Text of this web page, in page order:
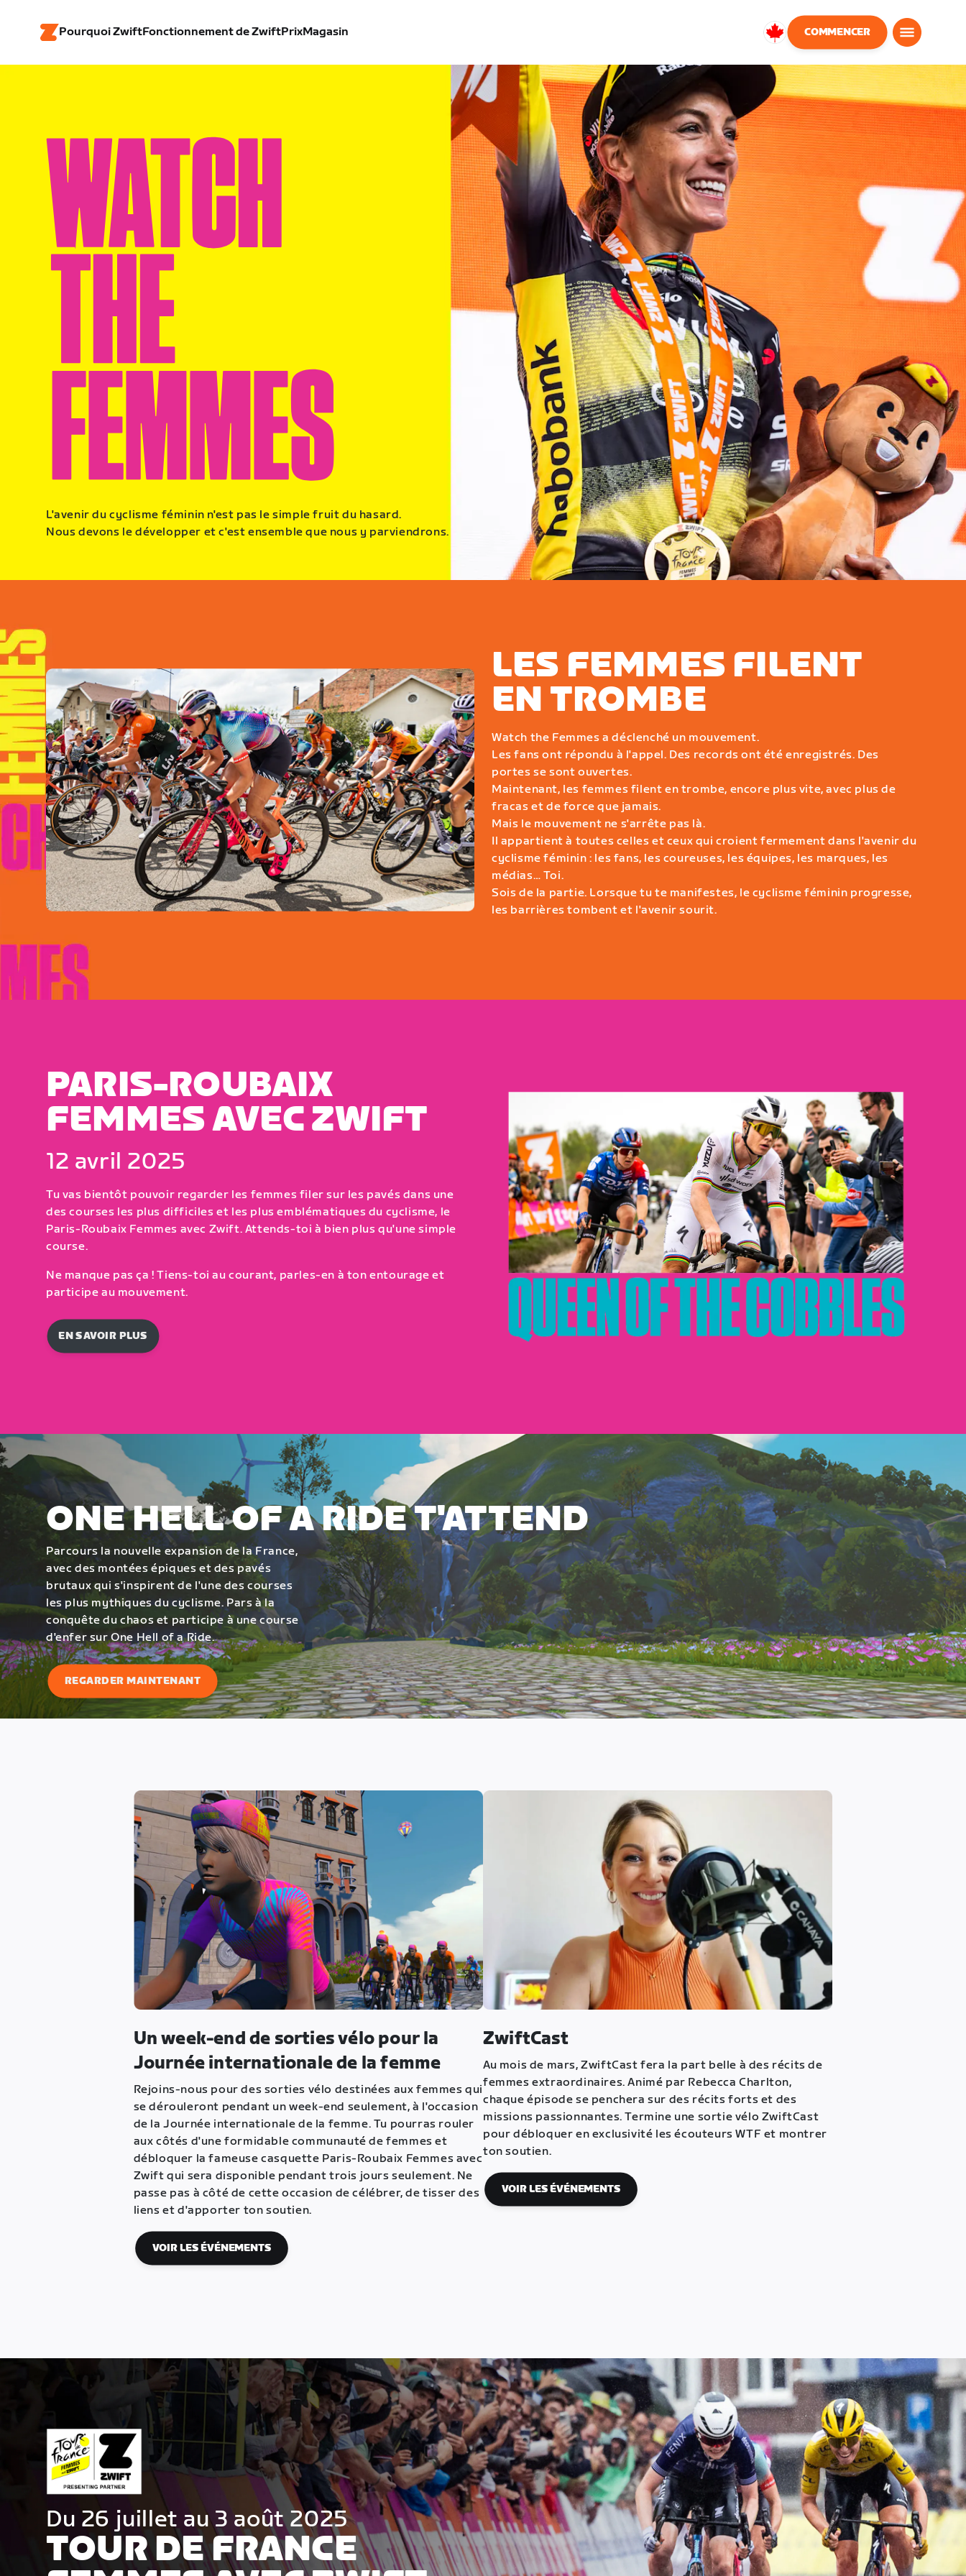
Pourquoi ZwiftFonctionnement de ZwiftPrixMagasin
Canada
COMMENCER
L'avenir du cyclisme féminin n'est pas le simple fruit du hasard.
Nous devons le développer et c'est ensemble que nous y parviendrons.
LES FEMMES FILENT
EN TROMBE
Watch the Femmes a déclenché un mouvement.
Les fans ont répondu à l'appel. Des records ont été enregistrés. Des
portes se sont ouvertes.
Maintenant, les femmes filent en trombe, encore plus vite, avec plus de
fracas et de force que jamais.
Mais le mouvement ne s'arrête pas là.
Il appartient à toutes celles et ceux qui croient fermement dans l'avenir du
cyclisme féminin : les fans, les coureuses, les équipes, les marques, les
médias… Toi.
Sois de la partie. Lorsque tu te manifestes, le cyclisme féminin progresse,
les barrières tombent et l'avenir sourit.
PARIS-ROUBAIX
FEMMES AVEC ZWIFT
12 avril 2025
Tu vas bientôt pouvoir regarder les femmes filer sur les pavés dans une
des courses les plus difficiles et les plus emblématiques du cyclisme, le
Paris-Roubaix Femmes avec Zwift. Attends-toi à bien plus qu'une simple
course.
Ne manque pas ça ! Tiens-toi au courant, parles-en à ton entourage et
participe au mouvement.
EN SAVOIR PLUS
ONE HELL OF A RIDE T'ATTEND
Parcours la nouvelle expansion de la France,
avec des montées épiques et des pavés
brutaux qui s'inspirent de l'une des courses
les plus mythiques du cyclisme. Pars à la
conquête du chaos et participe à une course
d'enfer sur One Hell of a Ride.
REGARDER MAINTENANT
Un week-end de sorties vélo pour la
Journée internationale de la femme
Rejoins-nous pour des sorties vélo destinées aux femmes qui
se dérouleront pendant un week-end seulement, à l'occasion
de la Journée internationale de la femme. Tu pourras rouler
aux côtés d'une formidable communauté de femmes et
débloquer la fameuse casquette Paris-Roubaix Femmes avec
Zwift qui sera disponible pendant trois jours seulement. Ne
passe pas à côté de cette occasion de célébrer, de tisser des
liens et d'apporter ton soutien.
VOIR LES ÉVÉNEMENTS
ZwiftCast
Au mois de mars, ZwiftCast fera la part belle à des récits de
femmes extraordinaires. Animé par Rebecca Charlton,
chaque épisode se penchera sur des récits forts et des
missions passionnantes. Termine une sortie vélo ZwiftCast
pour débloquer en exclusivité les écouteurs WTF et montrer
ton soutien.
VOIR LES ÉVÉNEMENTS
Du 26 juillet au 3 août 2025
TOUR DE FRANCE